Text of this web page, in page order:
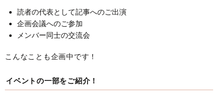
読者の代表として記事へのご出演
企画会議へのご参加
メンバー同士の交流会
こんなことも企画中です！
イベントの一部をご紹介！